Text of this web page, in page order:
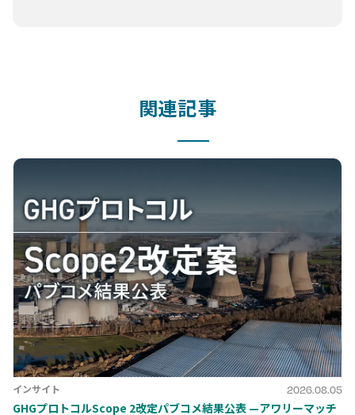
関連記事
インサイト 2026.08.05
GHGプロトコルScope 2改定パブコメ結果公表 —アワリーマッチ